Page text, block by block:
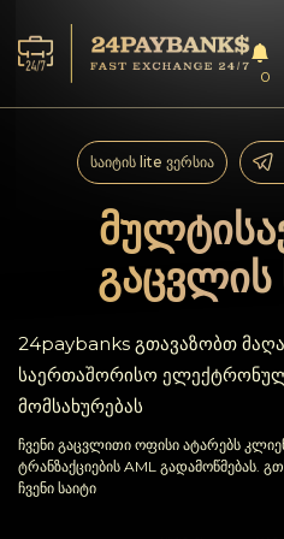
რეზერვები
წესები
AML/CFT
0
გაცვლის
საიტის lite ვერსია
24paybanks გთავაზობთ
საერთაშორისო
მომსახურებას
ჩვენი გაცვლითი ოფისი ატარებს
ტრანზაქციების AML გადამოწმებას.
ჩვენი საიტი